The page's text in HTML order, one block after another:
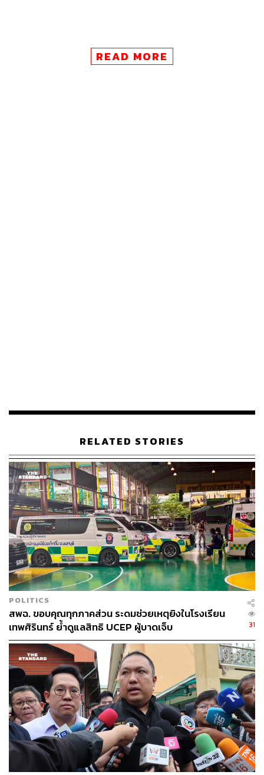
READ MORE
RELATED STORIES
POLITICS
สพฉ. ขอบคุณทุกภาคส่วน ระดมช่วยเหตุยิงในโรงเรียน
เทพศิรินทร์ ย้ำดูแลสิทธิ UCEP ผู้บาดเจ็บ
31